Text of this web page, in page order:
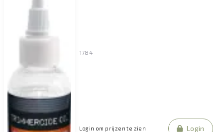
1784
Login om prijzen te zien Login